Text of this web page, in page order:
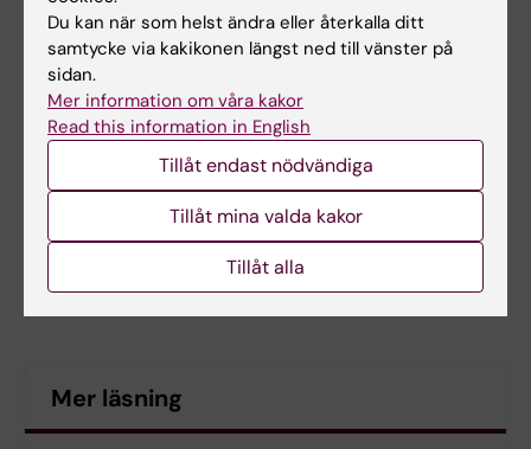
Publikation
“Social and health factors associated with
unfavourable treatment outcome in
adolescents and young adults with
tuberculosis in Brazil: a national retrospective
. Chenciner, L., Sidney
Annerstedt K., Pescarini J. and Wingfield T.
Lancet Global Health,online 14 september
Mer läsning
Du kan när som helst ändra eller återkalla ditt
samtycke via kakikonen längst ned till vänster på
sidan.
Mer information om våra kakor
Read this information in English
Tillåt endast nödvändiga
Tillåt mina valda kakor
Tillåt alla